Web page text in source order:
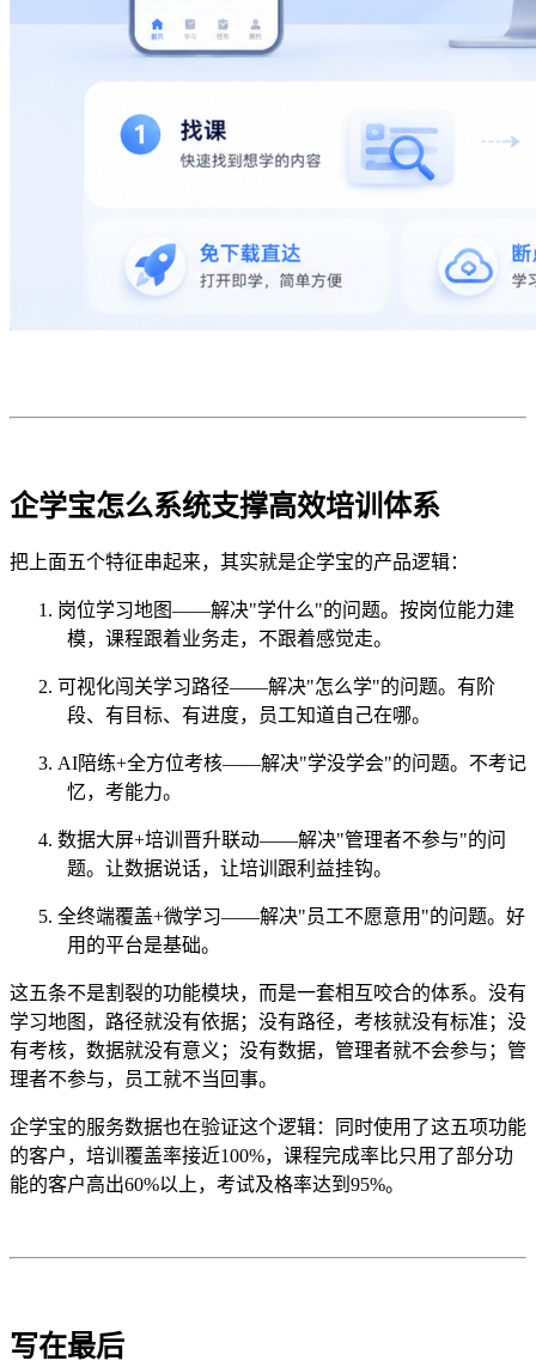
企学宝怎么系统支撑高效培训体系
把上面五个特征串起来，其实就是企学宝的产品逻辑：
1. 岗位学习地图——解决"学什么"的问题。按岗位能力建
模，课程跟着业务走，不跟着感觉走。
2. 可视化闯关学习路径——解决"怎么学"的问题。有阶
段、有目标、有进度，员工知道自己在哪。
3. AI陪练+全方位考核——解决"学没学会"的问题。不考记
忆，考能力。
4. 数据大屏+培训晋升联动——解决"管理者不参与"的问
题。让数据说话，让培训跟利益挂钩。
5. 全终端覆盖+微学习——解决"员工不愿意用 "的问题。好
用的平台是基础。
这五条不是割裂的功能模块，而是一套相互咬合的体系。没有
学习地图，路径就没有依据；没有路径，考核就没有标准；没
有考核，数据就没有意义；没有数据，管理者就不会参与；管
理者不参与，员工就不当回事。
企学宝的服务数据也在验证这个逻辑：同时使用了这五项功能
的客户，培训覆盖率接近100%，课程完成率比只用了部分功
能的客户高出60%以上，考试及格率达到 95%。
写在最后